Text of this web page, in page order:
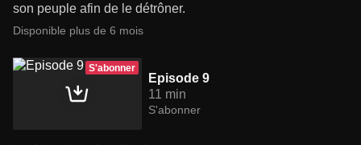
son peuple afin de le détrôner.
Disponible plus de 6 mois
S'abonner
Episode 9
11 min
S'abonner